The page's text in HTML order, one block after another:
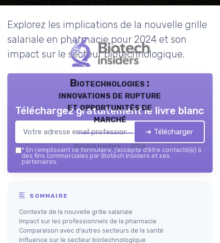
Explorez les implications de la nouvelle grille
salariale en pharmacie pour 2024 et son
impact sur le secteur biotechnologique.
Biotechnologies :
innovations de rupture
et opportunités de
marché
Biotech Insiders — 2026
Téléchargez gratuitement le livre blanc
➔ Télécharger
* En remplissant ce formulaire, j’accepte d’être contacté(e) à
des fins commerciales par Biotech Insiders et ses
partenaires.
SOMMAIRE
Contexte de la nouvelle grille salariale
Impact sur les professionnels de la pharmacie
Comparaison avec d'autres secteurs de la santé
Influence sur le secteur biotechnologique